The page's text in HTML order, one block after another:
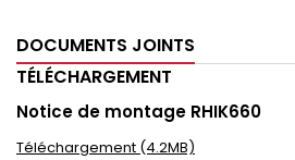
DOCUMENTS JOINTS
TÉLÉCHARGEMENT
Notice de montage RHIK660
Téléchargement (4.2MB)